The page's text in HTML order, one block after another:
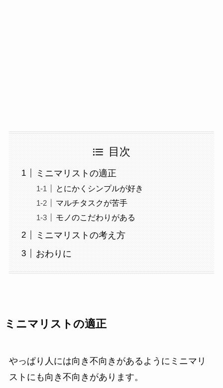
目次
ミニマリストの適正
とにかくシンプルが好き
マルチタスクが苦手
モノのこだわりがある
ミニマリストの考え方
おわりに
ミニマリストの適正
やっぱり人には向き不向きがあるようにミニマリ
ストにも向き不向きがあります。